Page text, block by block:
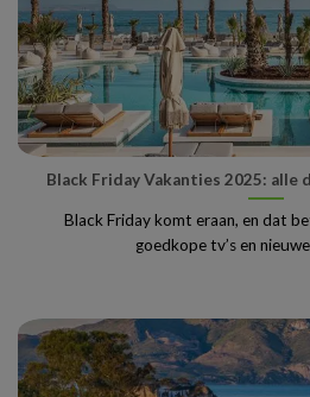
Black Friday Vakanties 2025: alle
Black Friday komt eraan, en dat
goedkope tv’s en